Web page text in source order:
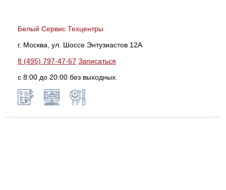
Белый Сервис Техцентры
г. Москва, ул. Шоссе Энтузиастов 12А
8 (495) 797-47-67 Записаться
с 8:00 до 20:00 без выходных.